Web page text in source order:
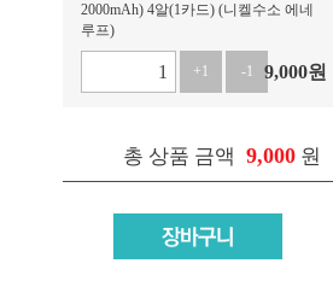
2000mAh) 4알(1카드) (니켈수소 에네
루프)
+1 -1 9,000원
총 상품 금액 9,000 원